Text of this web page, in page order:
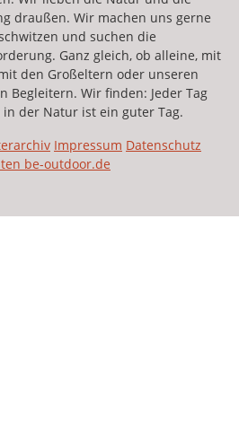
draußen. Wir machen uns gerne
und suchen die
Ganz gleich, ob alleine, mit
den Großeltern oder unseren
Begleitern. Wir finden: Jeder Tag
der Natur ist ein guter Tag.
Impressum Datenschutz
be-outdoor.de